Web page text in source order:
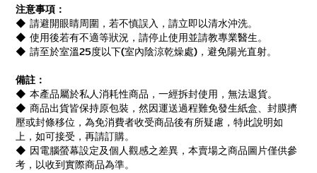
注意事項：
◆ 請避開眼睛周圍，若不慎誤入，請立即以清水沖洗。
◆ 使用後若有不適等狀況，請停止使用並請教專業醫生。
◆ 請至於室溫25度以下(室內陰涼乾燥處)，避免陽光直射。
備註：
◆ 本產品屬於私人消耗性商品，一經拆封使用，無法退貨。
◆ 商品出貨皆保持原包裝，然因運送過程難免發生紙盒、封膜擠
壓或封條移位，為免消費者收受商品後有所疑慮，特此說明如
上，如可接受，再請訂購。
◆ 因電腦螢幕設定及個人觀感之差異，本賣場之商品圖片僅供參
考，以收到實際商品為準。